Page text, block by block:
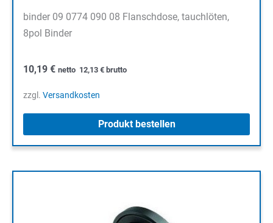
binder 09 0774 090 08 Flanschdose, tauchlöten,
8pol Binder
10,19 € netto 12,13 € brutto
zzgl. Versandkosten
Produkt bestellen